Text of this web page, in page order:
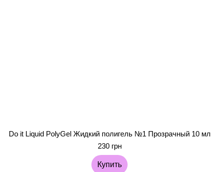
Do it Liquid PolyGel Жидкий полигель №1 Прозрачный 10 мл
230 грн
Купить